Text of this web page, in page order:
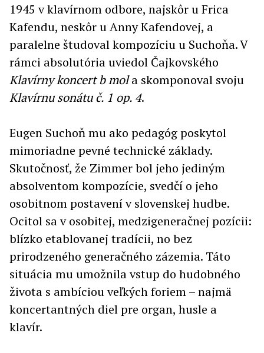
1945 v klavírnom odbore, najskôr u Frica
Kafendu, neskôr u Anny Kafendovej, a
paralelne študoval kompozíciu u Suchoňa. V
rámci absolutória uviedol Čajkovského
Klavírny koncert b mola skomponoval svoju
Klavírnu sonátu č. 1 op. 4.
Eugen Suchoň mu ako pedagóg poskytol
mimoriadne pevné technické základy.
Skutočnosť, že Zimmer bol jeho jediným
absolventom kompozície, svedčí o jeho
osobitnom postavení v slovenskej hudbe.
Ocitol sa v osobitej, medzigeneračnej pozícii:
blízko etablovanej tradícii, no bez
prirodzeného generačného zázemia. Táto
situácia mu umožnila vstup do hudobného
života s ambíciou veľkých foriem – najmä
koncertantných diel pre organ, husle a
klavír.